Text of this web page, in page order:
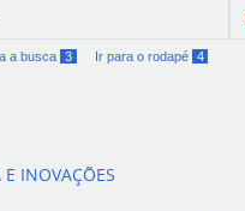
a busca 3 Ir para o rodapé 4
INOVAÇÕES